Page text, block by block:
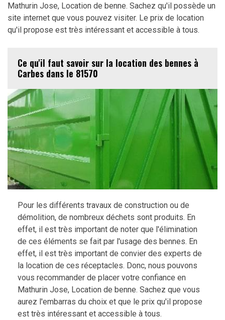
Mathurin Jose, Location de benne. Sachez qu'il possède un
site internet que vous pouvez visiter. Le prix de location
qu'il propose est très intéressant et accessible à tous.
Ce qu'il faut savoir sur la location des bennes à
Carbes dans le 81570
Pour les différents travaux de construction ou de
démolition, de nombreux déchets sont produits. En
effet, il est très important de noter que l'élimination
de ces éléments se fait par l'usage des bennes. En
effet, il est très important de convier des experts de
la location de ces réceptacles. Donc, nous pouvons
vous recommander de placer votre confiance en
Mathurin Jose, Location de benne. Sachez que vous
aurez l'embarras du choix et que le prix qu'il propose
est très intéressant et accessible à tous.